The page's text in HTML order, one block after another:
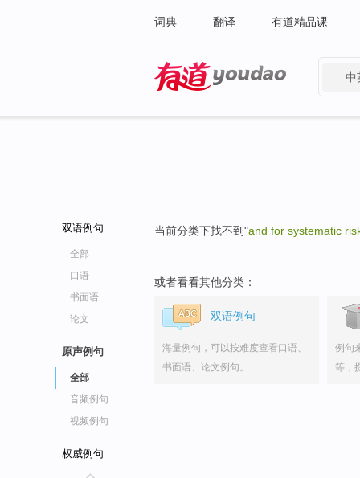
词典 翻译 有道精品课
中
双语例句
全部
口语
书面语
论文
原声例句
全部
音频例句
视频例句
权威例句
当前分类下找不到"and for systematic
或者看看其他分类：
双语例句
海量例句，可以按难度查看口语、
书面语、论文例句。
例句
等，